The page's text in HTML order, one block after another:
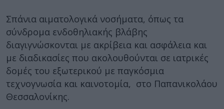
Σπάνια αιματολογικά νοσήματα, όπως τα
σύνδρομα ενδοθηλιακής βλάβης
διαγιγνώσκονται με ακρίβεια και ασφάλεια και
με διαδικασίες που ακολουθούνται σε ιατρικές
δομές του εξωτερικού με παγκόσμια
τεχνογνωσία και καινοτομία, στο Παπανικολάου
Θεσσαλονίκης.